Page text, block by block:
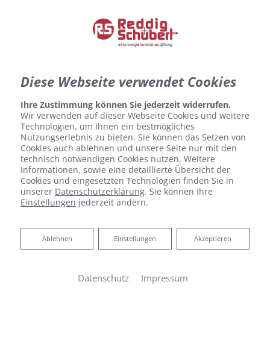
Ihr intelligentes
Zuhause
Diese Webseite verwendet Cookies
Ihre Zustimmung können Sie jederzeit widerrufen.
Wir verwenden auf dieser Webseite Cookies und weitere
Technologien, um Ihnen ein bestmögliches
Nutzungserlebnis zu bieten. Sie können das Setzen von
Cookies auch ablehnen und unsere Seite nur mit den
technisch notwendigen Cookies nutzen. Weitere
Informationen, sowie eine detaillierte Übersicht der
Cookies und eingesetzten Technologien finden Sie in
unserer Datenschutzerklärung. Sie können Ihre
Einstellungen jederzeit ändern.
Akzeptieren
Einstellungen
Ablehnen
Ablehnen
Datenschutz Impressum